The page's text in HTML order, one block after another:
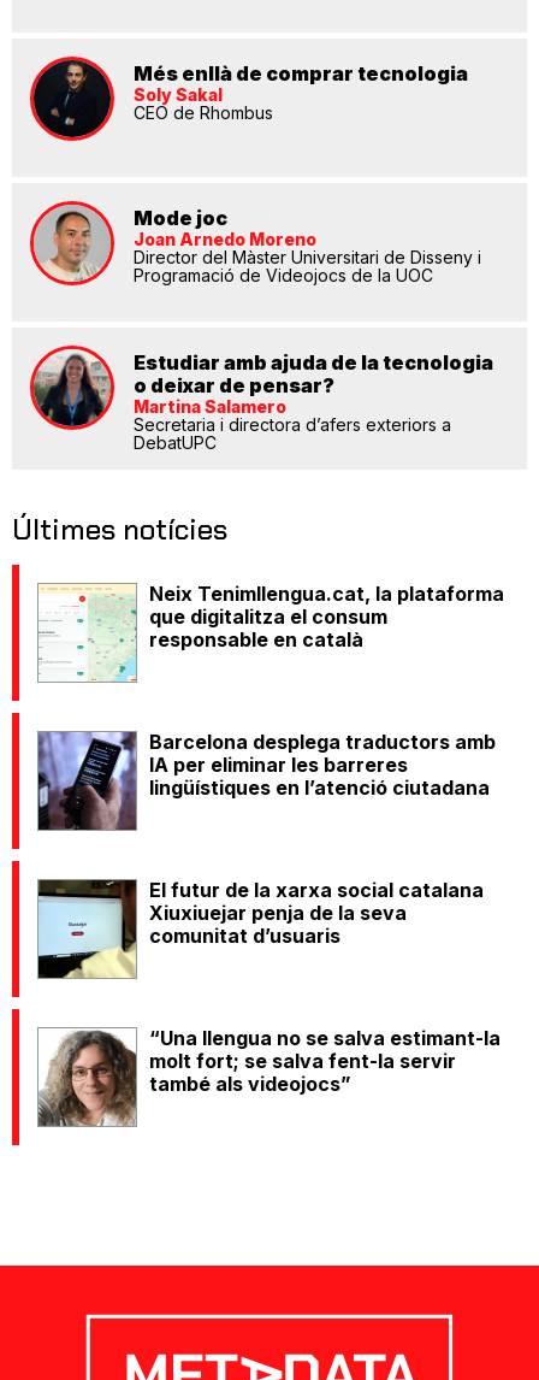
Més enllà de comprar tecnologia
Soly Sakal
CEO de Rhombus
Mode joc
Joan Arnedo Moreno
Director del Màster Universitari de Disseny i
Programació de Videojocs de la UOC
Estudiar amb ajuda de la tecnologia
o deixar de pensar?
Martina Salamero
Secretaria i directora d’afers exteriors a
DebatUPC
Últimes notícies
Neix Tenimllengua.cat, la plataforma
que digitalitza el consum
responsable en català
Barcelona desplega traductors amb
IA per eliminar les barreres
lingüístiques en l’atenció ciutadana
El futur de la xarxa social catalana
Xiuxiuejar penja de la seva
comunitat d’usuaris
“Una llengua no se salva estimant-la
molt fort; se salva fent-la servir
també als videojocs”